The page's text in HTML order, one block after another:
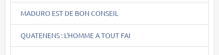
MADURO EST DE BON CONSEIL
QUATENENS : L'HOMME A TOUT FAI